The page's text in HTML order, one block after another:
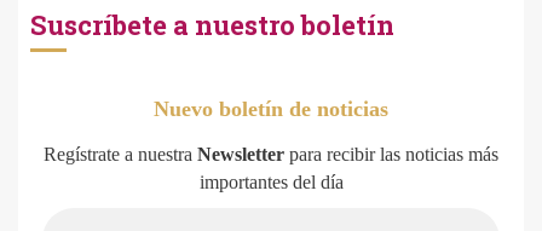
Suscríbete a nuestro boletín
Nuevo boletín de noticias
Regístrate a nuestra Newsletter para recibir las noticias más
importantes del día